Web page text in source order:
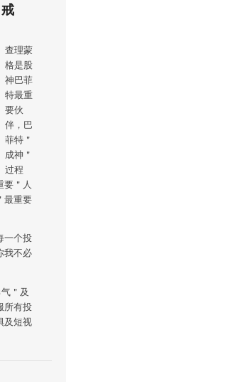
查理蒙
格是股
神巴菲
特最重
要伙
伴，巴
菲特＂
成神＂
过程
要＂人
最重要
一个投
我不必
＂及
所有投
及短视